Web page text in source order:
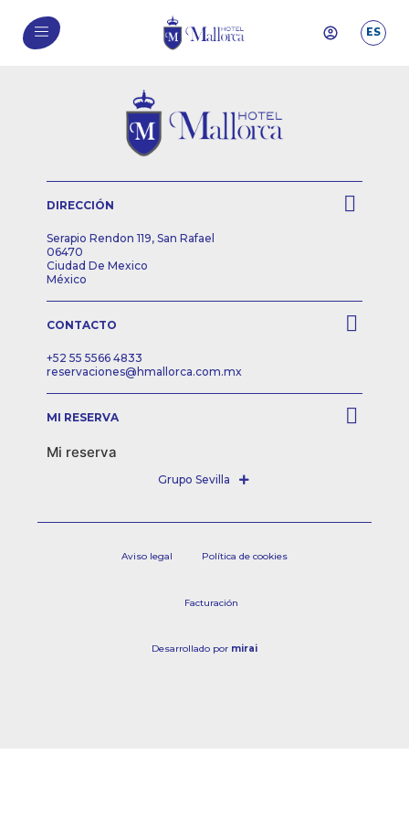
ES
DIRECCIÓN
Serapio Rendon 119, San Rafael
06470
Ciudad De Mexico
México
CONTACTO
+52 55 5566 4833
reservaciones@hmallorca.com.mx
MI RESERVA
Mi reserva
Aviso legal Política de cookies
Facturación
Desarrollado por mirai